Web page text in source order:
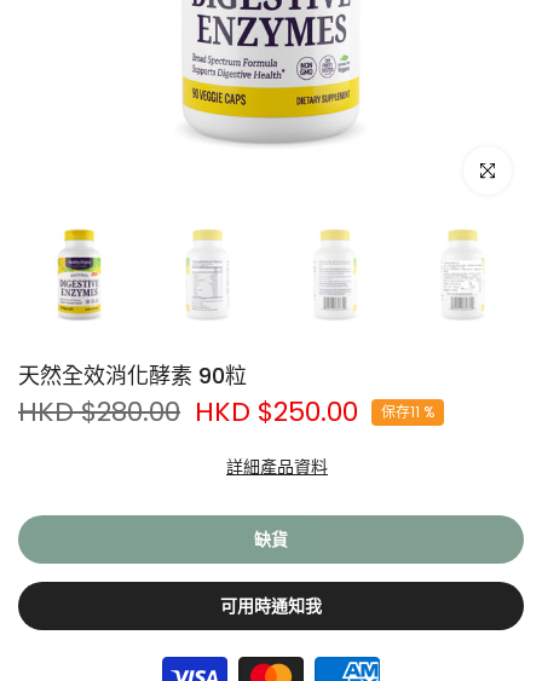
點擊放大
天然全效消化酵素 90粒
HKD $280.00 HKD $250.00 保存11 %
食物進入人體後，都需要先被「消化」才能被身體吸收，而在這個
色。消化酵素能將碳水化合物、蛋白質、脂肪等營養「拆散」為細
小分子，腸道才能有效吸收。
雖然消化系統能因應進食的食物，分泌各種消化酵素，但如果進食
的食物量過多、腸胃狀況欠佳、生病、年紀增長，都可能會令人體
無法分泌足夠的消化酵素，導致無法有效消化食物，造成常見的
詳細產品資料
缺貨
可用時通知我